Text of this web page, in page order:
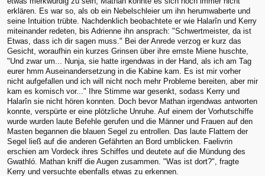
erklären. Es war so, als ob ein Nebelschleier um ihn herumwaberte und
seine Intuition trübte. Nachdenklich beobachtete er wie Halarîn und Kerry
miteinander redeten, bis Adrienne ihn ansprach: "Schwertmeister, da ist
Etwas, dass ich dir sagen muss." Bei der Anrede verzog er kurz das
Gesicht, woraufhin ein kurzes Grinsen über ihre ernste Miene huschte,
"Und zwar um... Nunja, sie hatte irgendwas in der Hand, als ich am Tag
eurer hmm Auseinandersetzung in die Kabine kam. Es ist mir vorher
nicht aufgefallen und ich will nicht noch mehr Probleme bereiten, aber mir
kam es komisch vor..." Ihre Stimme war gesenkt, sodass Kerry und
Halarîn sie nicht hören konnten. Doch bevor Mathan irgendwas antworten
konnte, verspürte er eine plötzliche Unruhe. Auf einem der Vorhutschiffe
wurde wurden laute Befehle gerufen und die Männer und Frauen auf den
Masten begannen die blauen Segel zu entrollen. Das laute Flattern der
Segel ließ auf die anderen Gefährten an Bord umblicken. Faelivrin
erschien am Vordeck ihres Schiffes und deutete auf die Mündung des
Gwathló. Mathan kniff die Augen zusammen. "Was ist dort?", fragte
Kerry und versuchte ebenfalls etwas zu erkennen.